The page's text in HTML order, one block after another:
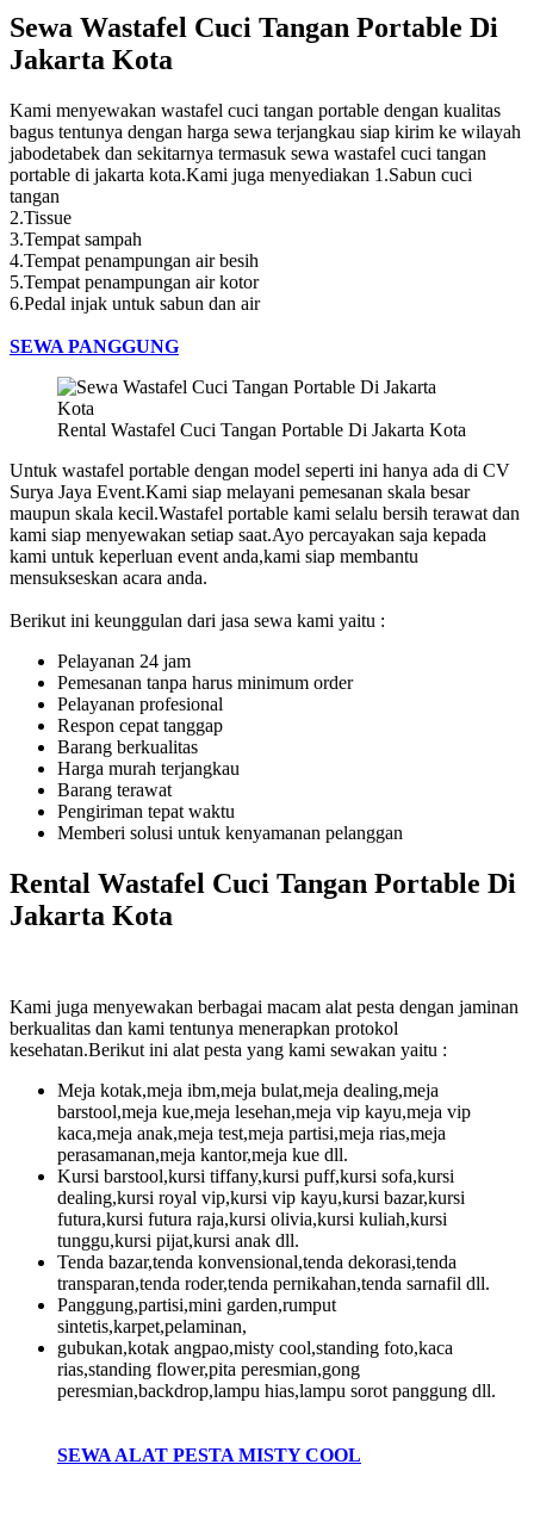
Sewa Wastafel Cuci Tangan Portable Di
Jakarta Kota
Kami menyewakan wastafel cuci tangan portable dengan kualitas
bagus tentunya dengan harga sewa terjangkau siap kirim ke wilayah
jabodetabek dan sekitarnya termasuk sewa wastafel cuci tangan
portable di jakarta kota.Kami juga menyediakan 1.Sabun cuci
tangan
2.Tissue
3.Tempat sampah
4.Tempat penampungan air besih
5.Tempat penampungan air kotor
6.Pedal injak untuk sabun dan air
SEWA PANGGUNG
Rental Wastafel Cuci Tangan Portable Di Jakarta Kota
Untuk wastafel portable dengan model seperti ini hanya ada di CV
Surya Jaya Event.Kami siap melayani pemesanan skala besar
maupun skala kecil.Wastafel portable kami selalu bersih terawat dan
kami siap menyewakan setiap saat.Ayo percayakan saja kepada
kami untuk keperluan event anda,kami siap membantu
mensukseskan acara anda.
Berikut ini keunggulan dari jasa sewa kami yaitu :
Pelayanan 24 jam
Pemesanan tanpa harus minimum order
Pelayanan profesional
Respon cepat tanggap
Barang berkualitas
Harga murah terjangkau
Barang terawat
Pengiriman tepat waktu
Memberi solusi untuk kenyamanan pelanggan
Rental Wastafel Cuci Tangan Portable Di
Jakarta Kota
Kami juga menyewakan berbagai macam alat pesta dengan jaminan
berkualitas dan kami tentunya menerapkan protokol
kesehatan.Berikut ini alat pesta yang kami sewakan yaitu :
Meja kotak,meja ibm,meja bulat,meja dealing,meja
barstool,meja kue,meja lesehan,meja vip kayu,meja vip
kaca,meja anak,meja test,meja partisi,meja rias,meja
perasamanan,meja kantor,meja kue dll.
Kursi barstool,kursi tiffany,kursi puff,kursi sofa,kursi
dealing,kursi royal vip,kursi vip kayu,kursi bazar,kursi
futura,kursi futura raja,kursi olivia,kursi kuliah,kursi
tunggu,kursi pijat,kursi anak dll.
Tenda bazar,tenda konvensional,tenda dekorasi,tenda
transparan,tenda roder,tenda pernikahan,tenda sarnafil dll.
Panggung,partisi,mini garden,rumput
sintetis,karpet,pelaminan,
gubukan,kotak angpao,misty cool,standing foto,kaca
rias,standing flower,pita peresmian,gong
peresmian,backdrop,lampu hias,lampu sorot panggung dll.
SEWA ALAT PESTA MISTY COOL